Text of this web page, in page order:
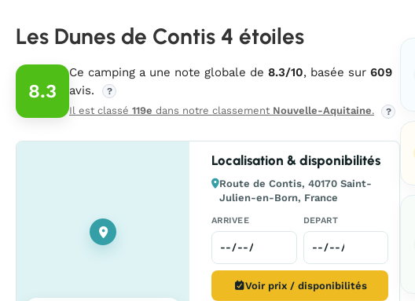
Les Dunes de Contis 4 étoiles
8.3
Ce camping a une note globale de 8.3/10, basée sur 609
avis.
?
Il est classé 119e dans notre classement Nouvelle-Aquitaine. ?
Localisation & disponibilités
Route de Contis, 40170 Saint-
Julien-en-Born, France
ARRIVEE DEPART
Voir prix / disponibilités